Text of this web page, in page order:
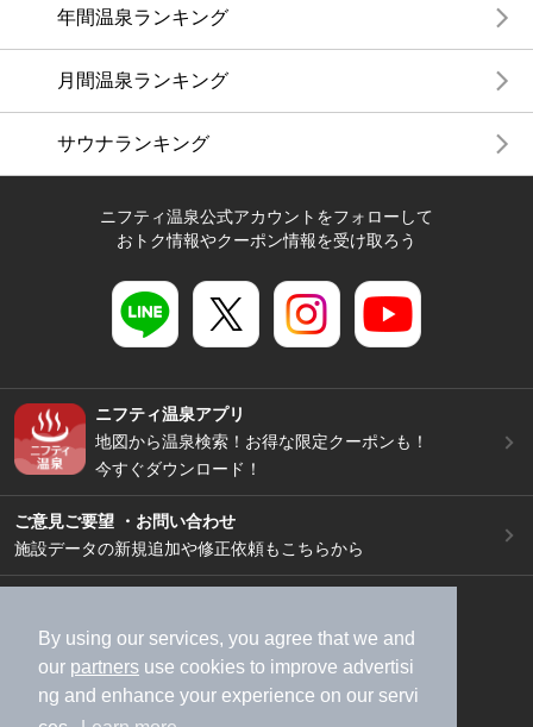
By using our services, you agree that we and
our partners use cookies to improve advertisi
ng and enhance your experience on our servi
年間温泉ランキング
月間温泉ランキング
サウナランキング
ニフティ温泉公式アカウントをフォローして
おトク情報やクーポン情報を受け取ろう
ニフティ温泉アプリ
地図から温泉検索！お得な限定クーポンも！
今すぐダウンロード！
ご意見ご要望 ・お問い合わせ
施設データの新規追加や修正依頼もこちらから
加盟店募集（資料請求）
広告出稿のご案内
利用規約
ライフスタイルMEMBERS+規約
特定商取引法に基づく表記
ヘルプ
採用情報